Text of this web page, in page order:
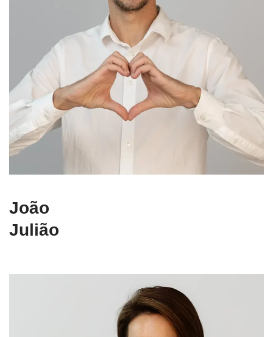
João
Julião